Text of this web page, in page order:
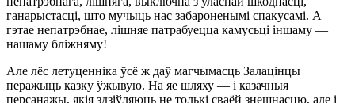
ганарыстасці, што мучыць нас забароненымі спакусамі. А
гэтае непатрэбнае, лішняе патрабуецца камусьці іншаму —
нашаму бліжняму!
Але лёс летуценніка ўсё ж даў магчымасць Залацінцы
перажыць казку ўжывую. На яе шляху — і казачныя
персанажы, якія здзіўляюць не толькі сваёй знешнасцю, але і